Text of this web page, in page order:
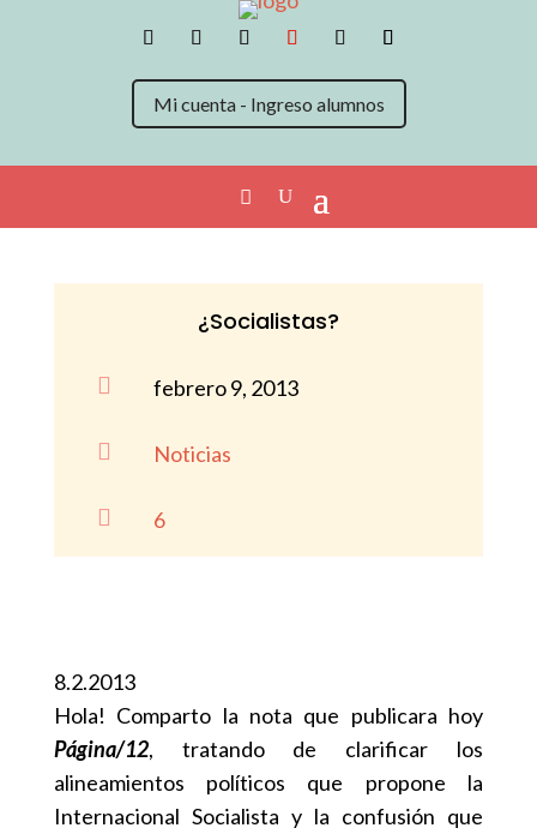
Mi cuenta - Ingreso alumnos
¿Socialistas?
 febrero 9, 2013
 Noticias
 6
8.2.2013
Hola! Comparto la nota que publicara hoy
Página/12, tratando de clarificar los
alineamientos políticos que propone la
Internacional Socialista y la confusión que